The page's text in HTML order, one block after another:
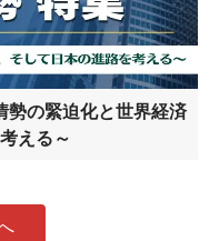
勢の緊迫化と世界経済
える～